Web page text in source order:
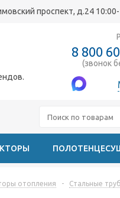
проспект, д.24
8 800
(звонок
отопления - Стальные